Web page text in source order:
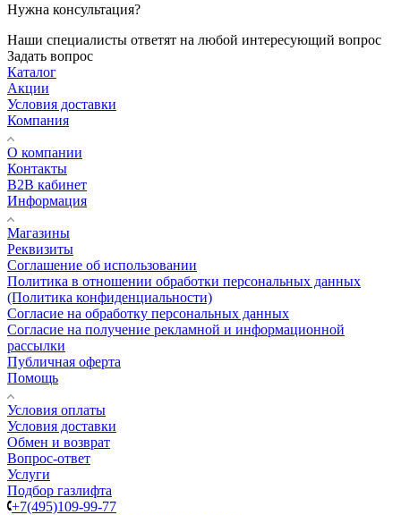
Нужна консультация?
Наши специалисты ответят на любой интересующий вопрос
Задать вопрос
Каталог
Акции
Условия доставки
Компания
О компании
Контакты
B2B кабинет
Информация
Магазины
Реквизиты
Соглашение об использовании
Политика в отношении обработки персональных данных
(Политика конфиденциальности)
Согласие на обработку персональных данных
Согласие на получение рекламной и информационной
рассылки
Публичная оферта
Помощь
Условия оплаты
Условия доставки
Обмен и возврат
Вопрос-ответ
Услуги
Подбор газлифта
+7(495)109-99-77